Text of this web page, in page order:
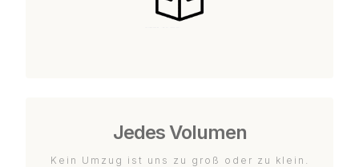
Jedes Volumen
Kein Umzug ist uns zu groß oder zu klein.